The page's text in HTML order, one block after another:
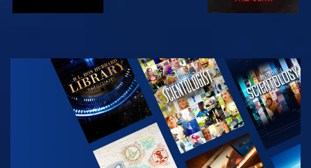
ΠΑΡΑΚΟΛΟΥΘΗΣΤΕ
ΕΞΕΡΕΥΝΗΣΤΕ
ΤΗ ΣΕΙΡΑ